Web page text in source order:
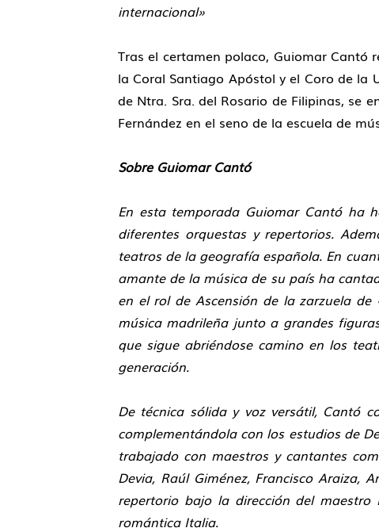
internacional»
Tras el certamen polaco, Guiomar
la Coral Santiago Apóstol y el Coro de la
de Ntra. Sra. del Rosario de Filipinas, se
Fernández en el seno de la escuela de
Sobre Guiomar Cantó
En esta temporada Guiomar Cantó ha
diferentes orquestas y repertorios.
teatros de la geografía española. En
amante de la música de su país ha
en el rol de Ascensión de la zarzuela
música madrileña junto a grandes
que sigue abriéndose camino en los
generación.
De técnica sólida y voz versátil, Cantó
complementándola con los estudios de
trabajado con maestros y cantantes
Devia, Raúl Giménez, Francisco Araiza,
repertorio bajo la dirección del maestro
romántica Italia.